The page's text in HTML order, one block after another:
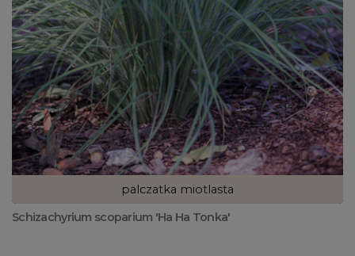
palczatka miotlasta
Schizachyrium scoparium 'Ha Ha Tonka'